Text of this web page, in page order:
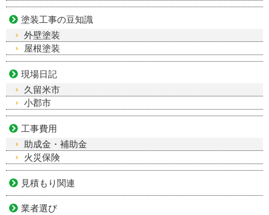
塗装工事の豆知識
外壁塗装
屋根塗装
現場日記
久留米市
小郡市
工事費用
助成金・補助金
火災保険
見積もり関連
業者選び